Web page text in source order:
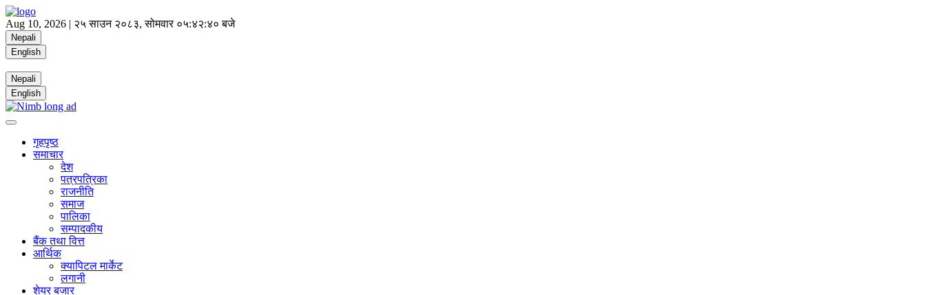
Aug 10, 2026 | २५ साउन २०८३, सोमवार ०५:४२:४१ बजे
Nepali
English
Nepali
English
गृहपृष्ठ
समाचार
देश
पत्रपत्रिका
राजनीति
समाज
पालिका
सम्पादकीय
बैंक तथा वित्त
आर्थिक
क्यापिटल मार्केट
लगानी
शेयर बजार